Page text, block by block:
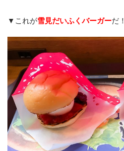
▼これが雪見だいふくバーガーだ！